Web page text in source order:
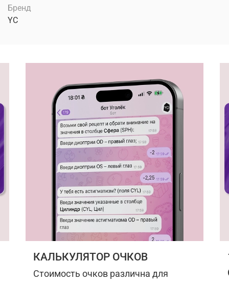
Бренд
YC
КАЛЬКУЛЯТОР ОЧКОВ
Стоимость очков различна для